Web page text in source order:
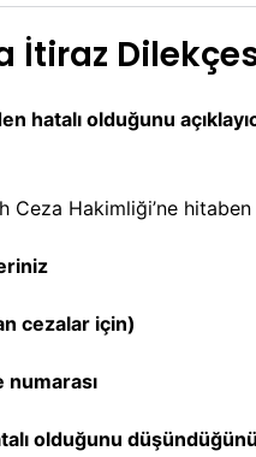
İtiraz
hatalı olduğunu
Ceza Hakimliği’ne hitaben
cezalar için)
olduğunu